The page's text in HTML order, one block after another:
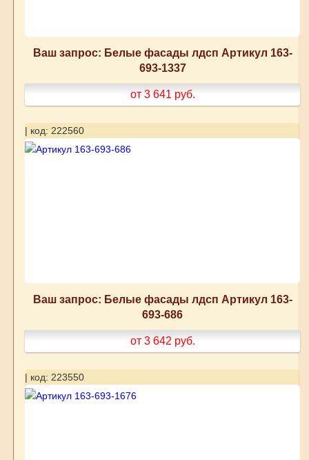
Ваш запрос: Белые фасады лдсп Артикул 163-
693-1337
от 3 641 руб.
| код: 222560
Ваш запрос: Белые фасады лдсп Артикул 163-
693-686
от 3 642 руб.
| код: 223550